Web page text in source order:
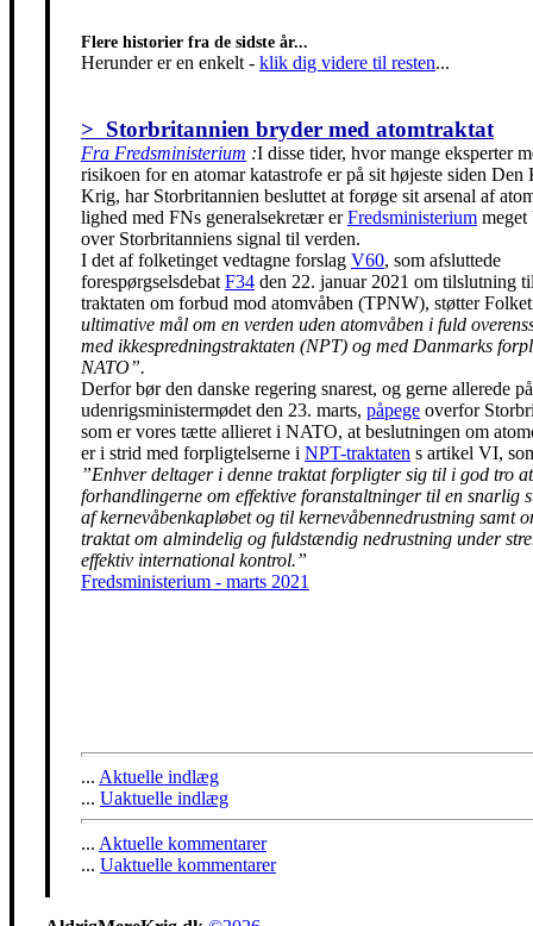
Flere historier fra de sidste år...
Herunder er en enkelt - klik dig videre til resten...
> Storbritannien bryder med atomtraktat
Fra Fredsministerium :I disse tider, hvor mange eksperter
risikoen for en atomar katastrofe er på sit højeste siden Den
Krig, har Storbritannien besluttet at forøge sit arsenal af
lighed med FNs generalsekretær erFredsministerium meget
over Storbritanniens signal til verden.
I det af folketinget vedtagne forslag V60, som afsluttede
forespørgselsdebat F34 den 22. januar 2021 om tilslutning
traktaten om forbud mod atomvåben (TPNW), støtter
ultimative mål om en verden uden atomvåben i fuld
med ikkespredningstraktaten (NPT) og med Danmarks
NATO”.
Derfor bør den danske regering snarest, og gerne allerede på
udenrigsministermødet den 23. marts, påpege overfor
som er vores tætte allieret i NATO, at beslutningen om
er i strid med forpligtelserne i NPT-traktaten s artikel VI,
”Enhver deltager i denne traktat forpligter sig til i god tro
forhandlingerne om effektive foranstaltninger til en snarlig
af kernevåbenkapløbet og til kernevåbennedrustning samt
traktat om almindelig og fuldstændig nedrustning under
effektiv international kontrol.”
Fredsministerium - marts 2021
... Aktuelle indlæg
... Uaktuelle indlæg
... Aktuelle kommentarer
... Uaktuelle kommentarer